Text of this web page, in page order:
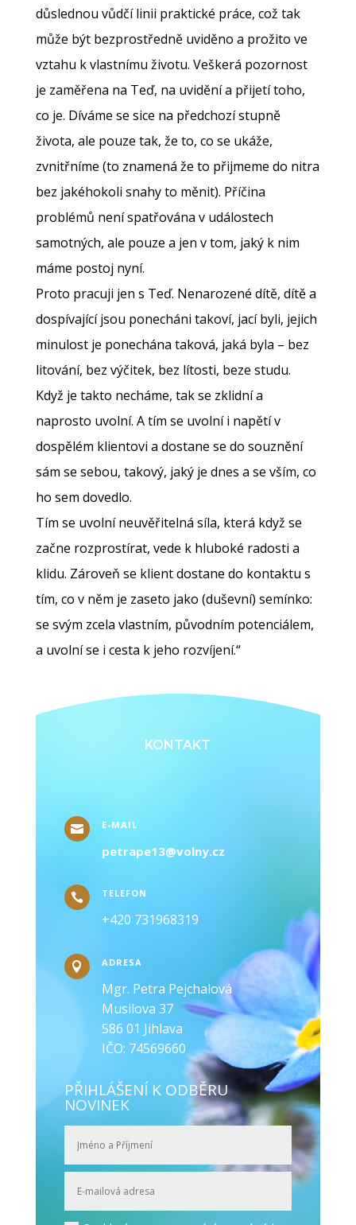
důslednou vůdčí linii praktické práce, což tak
může být bezprostředně uviděno a prožito ve
vztahu k vlastnímu životu. Veškerá pozornost
je zaměřena na Teď, na uvidění a přijetí toho,
co je. Díváme se sice na předchozí stupně
života, ale pouze tak, že to, co se ukáže,
zvnitřníme (to znamená že to přijmeme do nitra
bez jakéhokoli snahy to měnit). Příčina
problémů není spatřována v událostech
samotných, ale pouze a jen v tom, jaký k nim
máme postoj nyní.
Proto pracuji jen s Teď. Nenarozené dítě, dítě a
dospívající jsou ponecháni takoví, jací byli, jejich
minulost je ponechána taková, jaká byla – bez
litování, bez výčitek, bez lítosti, beze studu.
Když je takto necháme, tak se zklidní a
naprosto uvolní. A tím se uvolní i napětí v
dospělém klientovi a dostane se do souznění
sám se sebou, takový, jaký je dnes a se vším, co
ho sem dovedlo.
Tím se uvolní neuvěřitelná síla, která když se
začne rozprostírat, vede k hluboké radosti a
klidu. Zároveň se klient dostane do kontaktu s
tím, co v něm je zaseto jako (duševní) semínko:
se svým zcela vlastním, původním potenciálem,
a uvolní se i cesta k jeho rozvíjení.“
KONTAKT
 E-MAIL
petrape13@volny.cz
 TELEFON
+420 731968319
 ADRESA
Mgr. Petra Pejchalová
Musilova 37
586 01 Jihlava
IČO: 74569660
PŘIHLÁŠENÍ K ODBĚRU
NOVINEK